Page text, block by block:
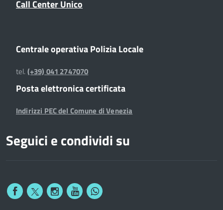
Call Center Unico
Centrale operativa Polizia Locale
tel.(+39) 041 2747070
Posta elettronica certificata
Indirizzi PEC del Comune di Venezia
Seguici e condividi su